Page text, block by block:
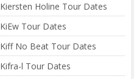
Kiersten Holine Tour Dates
KiEw Tour Dates
Kiff No Beat Tour Dates
Kifra-l Tour Dates